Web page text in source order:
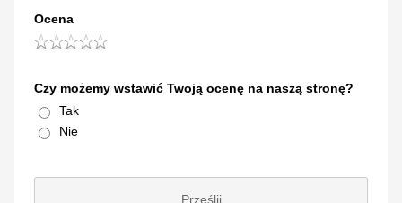
Ocena
Czy możemy wstawić Twoją ocenę na naszą stronę?
Tak
Nie
Prześlij